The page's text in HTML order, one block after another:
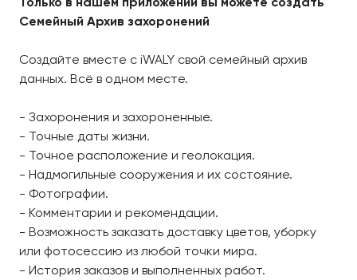
Семейный Архив захоронений
Создайте вместе с iWALY свой семейный архив
данных. Всё в одном месте.
- Захоронения и захороненные.
- Точные даты жизни.
- Точное расположение и геолокация.
- Надмогильные сооружения и их состояние.
- Фотографии.
- Комментарии и рекомендации.
- Возможность заказать доставку цветов, уборку
или фотосессию из любой точки мира.
- История заказов и выполненных работ.